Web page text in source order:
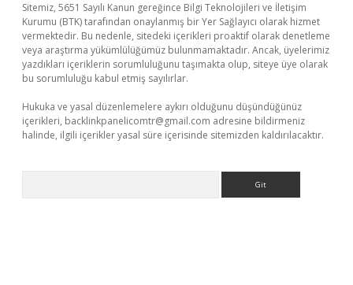
Sitemiz, 5651 Sayılı Kanun gereğince Bilgi Teknolojileri ve İletişim
Kurumu (BTK) tarafından onaylanmış bir Yer Sağlayıcı olarak hizmet
vermektedir. Bu nedenle, sitedeki içerikleri proaktif olarak denetleme
veya araştırma yükümlülüğümüz bulunmamaktadır. Ancak, üyelerimiz
yazdıkları içeriklerin sorumluluğunu taşımakta olup, siteye üye olarak
bu sorumluluğu kabul etmiş sayılırlar.
Hukuka ve yasal düzenlemelere aykırı olduğunu düşündüğünüz
içerikleri, backlinkpanelicomtr@gmail.com adresine bildirmeniz
halinde, ilgili içerikler yasal süre içerisinde sitemizden kaldırılacaktır.